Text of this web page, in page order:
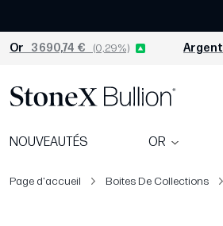
Or 3 690,74 € (0,29%) Argent
NOUVEAUTÉS OR
Page d'accueil Boites De Collections